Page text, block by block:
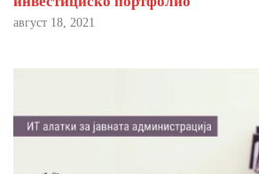
август 18, 2021